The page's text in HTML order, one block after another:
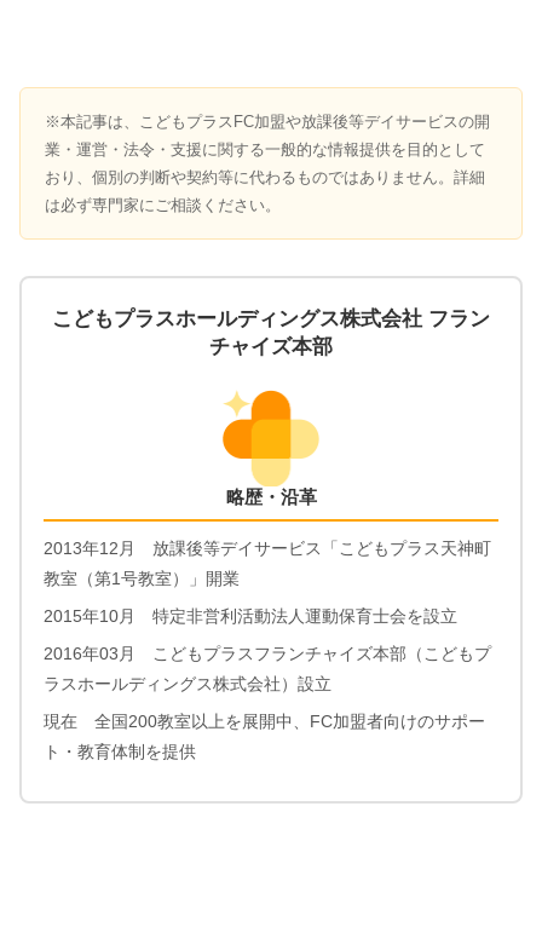
※本記事は、こどもプラスFC加盟や放課後等デイサービスの開
業・運営・法令・支援に関する一般的な情報提供を目的として
おり、個別の判断や契約等に代わるものではありません。詳細
は必ず専門家にご相談ください。
こどもプラスホールディングス株式会社 フラン
チャイズ本部
略歴・沿革
2013年12月 放課後等デイサービス「こどもプラス天神町
教室（第1号教室）」開業
2015年10月 特定非営利活動法人運動保育士会を設立
2016年03月 こどもプラスフランチャイズ本部（こどもプ
ラスホールディングス株式会社）設立
現在 全国200教室以上を展開中、FC加盟者向けのサポー
ト・教育体制を提供